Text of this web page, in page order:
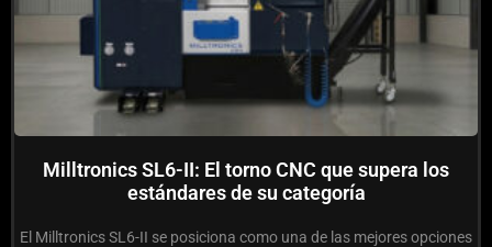
Milltronics SL6-II: El torno CNC que supera los
estándares de su categoría
El Milltronics SL6-II se posiciona como una de las mejores opciones